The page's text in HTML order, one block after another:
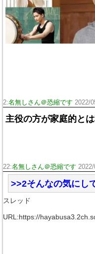
2:名無しさん＠恐縮です 2022/
主役の方が家庭的と
22:名無しさん＠恐縮です
>>2そんなの気にし
スレッド
URL:https://